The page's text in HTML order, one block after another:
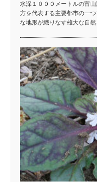
水深１０００メートルの富
方を代表する主要都市の一
な地形が織りなす雄大な自